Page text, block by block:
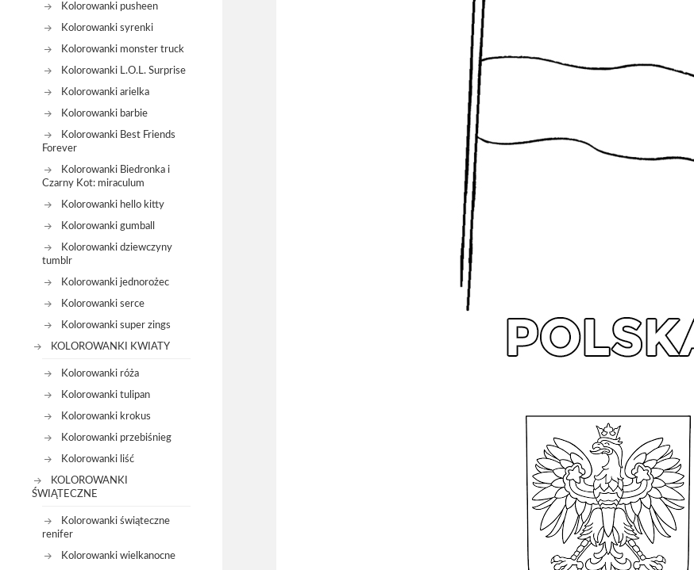
Kolorowanki pusheen
Kolorowanki syrenki
Kolorowanki monster truck
Kolorowanki L.O.L. Surprise
Kolorowanki arielka
Kolorowanki barbie
Kolorowanki Best Friends
Forever
Kolorowanki Biedronka i
Czarny Kot: miraculum
Kolorowanki hello kitty
Kolorowanki gumball
Kolorowanki dziewczyny
tumblr
Kolorowanki jednorożec
Kolorowanki serce
Kolorowanki super zings
KOLOROWANKI KWIATY
Kolorowanki róża
Kolorowanki tulipan
Kolorowanki krokus
Kolorowanki przebiśnieg
Kolorowanki liść
KOLOROWANKI
ŚWIĄTECZNE
Kolorowanki świąteczne
renifer
Kolorowanki wielkanocne